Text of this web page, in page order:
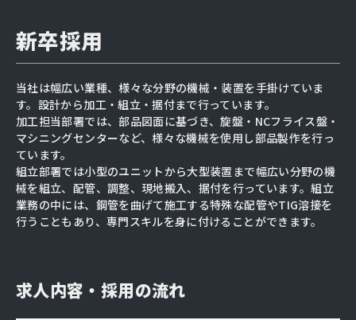
新卒採用
当社は幅広い業種、様々な分野の機械・装置を手掛けていま
す。設計から加工・組立・据付まで行っています。
加工担当部署では、部品図面に基づき、旋盤・NCフライス盤・
マシニングセンターなど、様々な機械を使用し部品製作を行っ
ています。
組立部署では小型のユニットから大型装置まで幅広い分野の機
械を組立、配管、調整、現地搬入、据付を行っています。組立
業務の中には、鋼管を曲げて施工する特殊な配管やTIG溶接を
行うこともあり、専門スキルを身に付けることができます。
求人内容・採用の流れ